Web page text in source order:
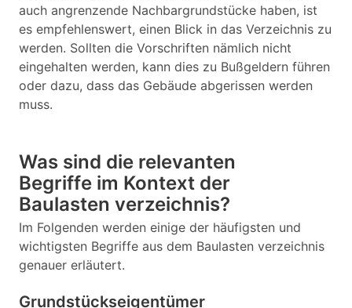
auch angrenzende Nachbargrundstücke haben, ist
es empfehlenswert, einen Blick in das Verzeichnis zu
werden. Sollten die Vorschriften nämlich nicht
eingehalten werden, kann dies zu Bußgeldern führen
oder dazu, dass das Gebäude abgerissen werden
muss.
Was sind die relevanten
Begriffe im Kontext der
Baulasten verzeichnis?
Im Folgenden werden einige der häufigsten und
wichtigsten Begriffe aus dem Baulasten verzeichnis
genauer erläutert.
Grundstückseigentümer